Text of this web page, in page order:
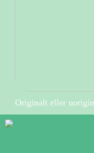
Originalt eller